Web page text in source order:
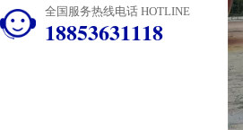
全国服务热线电话 HOTLINE
18853631118